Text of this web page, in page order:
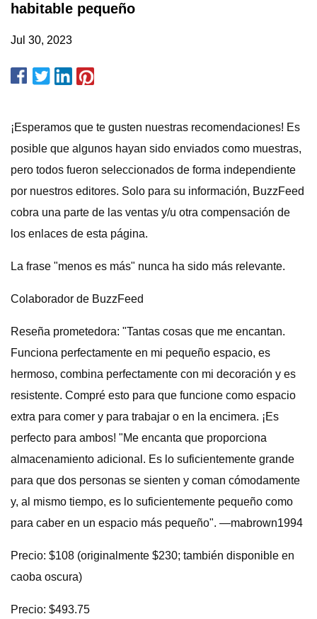
habitable pequeño
Jul 30, 2023
¡Esperamos que te gusten nuestras recomendaciones! Es
posible que algunos hayan sido enviados como muestras,
pero todos fueron seleccionados de forma independiente
por nuestros editores. Solo para su información, BuzzFeed
cobra una parte de las ventas y/u otra compensación de
los enlaces de esta página.
La frase "menos es más" nunca ha sido más relevante.
Colaborador de BuzzFeed
Reseña prometedora: "Tantas cosas que me encantan.
Funciona perfectamente en mi pequeño espacio, es
hermoso, combina perfectamente con mi decoración y es
resistente. Compré esto para que funcione como espacio
extra para comer y para trabajar o en la encimera. ¡Es
perfecto para ambos! "Me encanta que proporciona
almacenamiento adicional. Es lo suficientemente grande
para que dos personas se sienten y coman cómodamente
y, al mismo tiempo, es lo suficientemente pequeño como
para caber en un espacio más pequeño". —mabrown1994
Precio: $108 (originalmente $230; también disponible en
caoba oscura)
Precio: $493.75